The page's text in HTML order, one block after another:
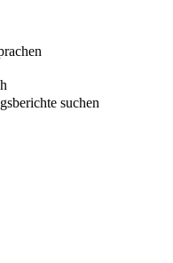
suchen